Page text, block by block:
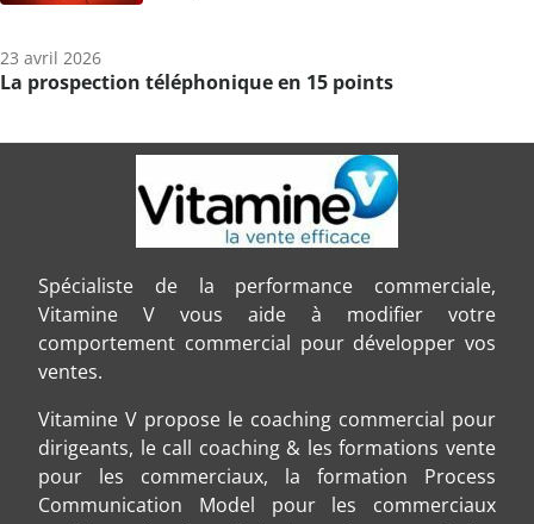
23 avril 2026
La prospection téléphonique en 15 points
Spécialiste de la performance commerciale,
Vitamine V vous aide à modifier votre
comportement commercial pour développer vos
ventes.
Vitamine V propose le coaching commercial pour
dirigeants, le call coaching & les formations vente
pour les commerciaux, la formation Process
Communication Model pour les commerciaux